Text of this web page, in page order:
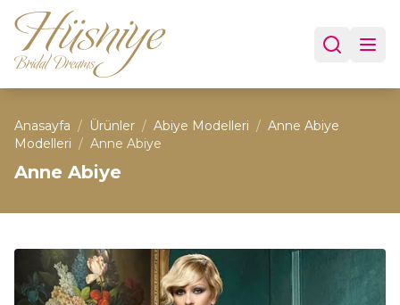
Anasayfa / Ürünler / Abiye Modelleri / Anne Abiye
Modelleri / Anne Abiye
Anne Abiye